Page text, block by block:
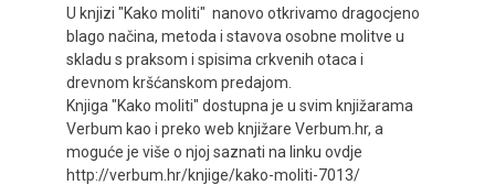
U knjizi "Kako moliti" nanovo otkrivamo dragocjeno
blago načina, metoda i stavova osobne molitve u
skladu s praksom i spisima crkvenih otaca i
drevnom kršćanskom predajom.
Knjiga "Kako moliti" dostupna je u svim knjižarama
Verbum kao i preko web knjižare Verbum.hr, a
moguće je više o njoj saznati na linku ovdje
http://verbum.hr/knjige/kako-moliti-7013/